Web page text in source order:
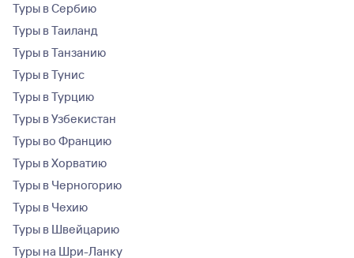
Туры в Сербию
Туры в Таиланд
Туры в Танзанию
Туры в Тунис
Туры в Турцию
Туры в Узбекистан
Туры во Францию
Туры в Хорватию
Туры в Черногорию
Туры в Чехию
Туры в Швейцарию
Туры на Шри-Ланку